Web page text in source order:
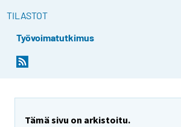
TILASTOT
Työvoimatutkimus
Tämä sivu on arkistoitu.